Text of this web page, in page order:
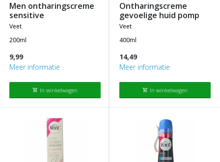
men ontharingscreme
sensitive
veet
200ml
9,99
Meer informatie
shopping_cart In winkelwagen
ontharingscreme
gevoelige huid pomp
veet
400ml
14,49
Meer informatie
shopping_cart In winkelwagen